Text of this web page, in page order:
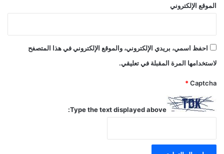
الموقع الإلكتروني
احفظ اسمي، بريدي الإلكتروني، والموقع الإلكتروني في هذا المتصفح
لاستخدامها المرة المقبلة في تعليقي.
Captcha
*
Type the text displayed above: